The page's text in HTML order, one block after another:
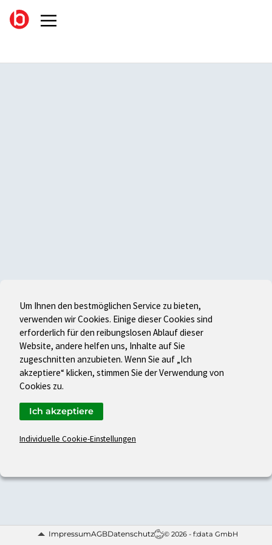
ImpressumAGBDatenschutz © 2026 - f:data GmbH
Um Ihnen den bestmöglichen Service zu bieten,
verwenden wir Cookies. Einige dieser Cookies sind
erforderlich für den reibungslosen Ablauf dieser
Website, andere helfen uns, Inhalte auf Sie
zugeschnitten anzubieten. Wenn Sie auf „Ich
akzeptiere“ klicken, stimmen Sie der Verwendung von
Cookies zu.
Individuelle Cookie-Einstellungen
Ich akzeptiere